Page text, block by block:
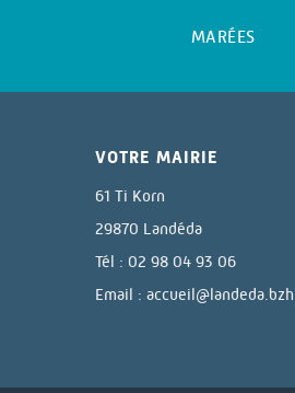
MARÉES
VOTRE MAIRIE
61 Ti Korn
29870 Landéda
Tél : 02 98 04 93 06
Email : accueil@landeda.bzh